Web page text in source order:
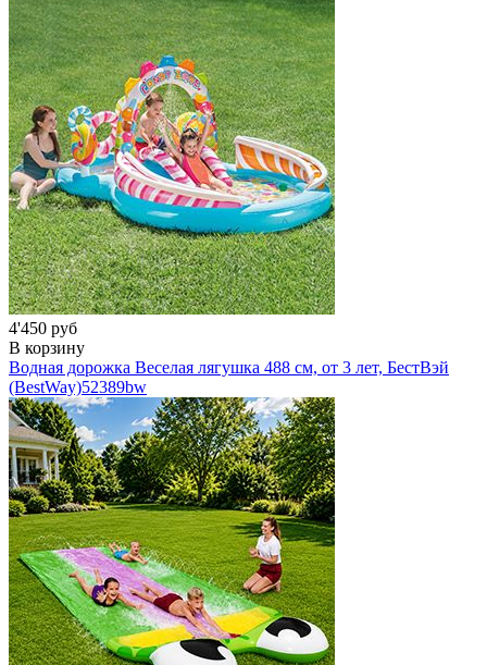
4'450 руб
В корзину
Водная дорожка Веселая лягушка 488 см, от 3 лет, БестВэй
(BestWay)52389bw